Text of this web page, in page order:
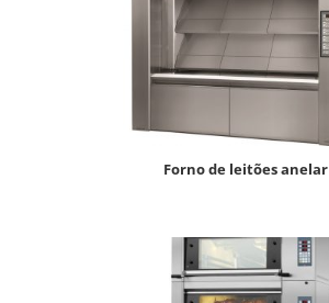
forno de leitões anelar